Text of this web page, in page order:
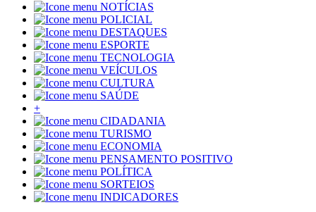
NOTÍCIAS
POLICIAL
DESTAQUES
ESPORTE
TECNOLOGIA
VEÍCULOS
CULTURA
SAÚDE
+
CIDADANIA
TURISMO
ECONOMIA
PENSAMENTO POSITIVO
POLÍTICA
SORTEIOS
INDICADORES